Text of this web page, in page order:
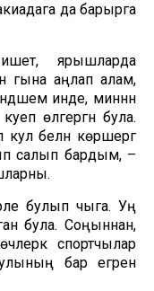
да барырга
ярышларда
гына аңлап алам,
инде, миннән
өлгергән була.
кул белән көрәшергә
салып бардым, –
булып чыга. Уң
була. Соңыннан,
спортчылар
бар егәрен